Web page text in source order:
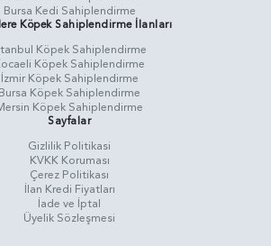
Bursa Kedi Sahiplendirme
Köpek Sahiplendirme İlanları
Köpek Sahiplendirme
Köpek Sahiplendirme
İzmir Köpek Sahiplendirme
Bursa Köpek Sahiplendirme
Köpek Sahiplendirme
Sayfalar
Gizlilik Politikasi
KVKK Koruması
Çerez Politikası
İlan Kredi Fiyatları
İade ve İptal
Üyelik Sözleşmesi